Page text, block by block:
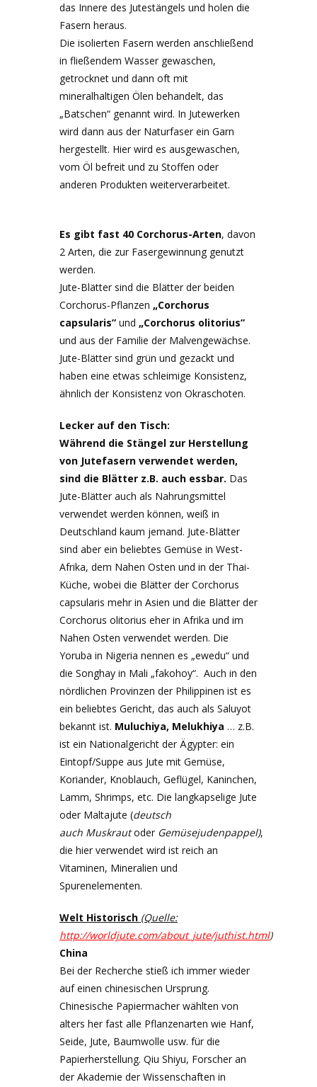
das Innere des Jutestängels und holen die
Fasern heraus.
Die isolierten Fasern werden anschließend
in fließendem Wasser gewaschen,
getrocknet und dann oft mit
mineralhaltigen Ölen behandelt, das
„Batschen“ genannt wird. In Jutewerken
wird dann aus der Naturfaser ein Garn
hergestellt. Hier wird es ausgewaschen,
vom Öl befreit und zu Stoffen oder
anderen Produkten weiterverarbeitet.
Es gibt fast 40 Corchorus-Arten, davon
2 Arten, die zur Fasergewinnung genutzt
werden.
Jute-Blätter sind die Blätter der beiden
Corchorus-Pflanzen „Corchorus
capsularis” und „Corchorus olitorius”
und aus der Familie der Malvengewächse.
Jute-Blätter sind grün und gezackt und
haben eine etwas schleimige Konsistenz,
ähnlich der Konsistenz von Okraschoten.
Lecker auf den Tisch:
Während die Stängel zur Herstellung
von Jutefasern verwendet werden,
sind die Blätter z.B. auch essbar. Das
Jute-Blätter auch als Nahrungsmittel
verwendet werden können, weiß in
Deutschland kaum jemand. Jute-Blätter
sind aber ein beliebtes Gemüse in West-
Afrika, dem Nahen Osten und in der Thai-
Küche, wobei die Blätter der Corchorus
capsularis mehr in Asien und die Blätter der
Corchorus olitorius eher in Afrika und im
Nahen Osten verwendet werden. Die
Yoruba in Nigeria nennen es „ewedu“ und
die Songhay in Mali „fakohoy“. Auch in den
nördlichen Provinzen der Philippinen ist es
ein beliebtes Gericht, das auch als Saluyot
bekannt ist. Muluchiya, Melukhiya … z.B.
ist ein Nationalgericht der Ägypter: ein
Eintopf/Suppe aus Jute mit Gemüse,
Koriander, Knoblauch, Geflügel, Kaninchen,
Lamm, Shrimps, etc. Die langkapselige Jute
oder Maltajute (deutsch
auch Muskrautoder Gemüsejudenpappel),
die hier verwendet wird ist reich an
Vitaminen, Mineralien und
Spurenelementen.
Welt Historisch (Quelle:
http://worldjute.com/about_jute/juthist.html)
China
Bei der Recherche stieß ich immer wieder
auf einen chinesischen Ursprung.
Chinesische Papiermacher wählten von
alters her fast alle Pflanzenarten wie Hanf,
Seide, Jute, Baumwolle usw. für die
Papierherstellung. Qiu Shiyu, Forscher an
der Akademie der Wissenschaften in